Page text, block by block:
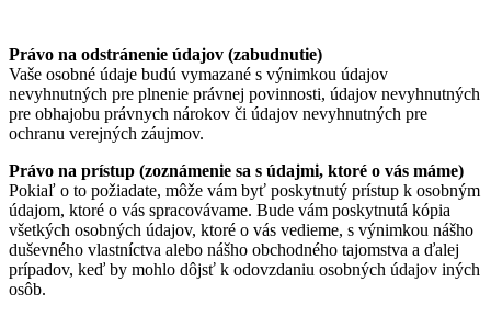
Právo na odstránenie údajov (zabudnutie)
Vaše osobné údaje budú vymazané s výnimkou údajov
nevyhnutných pre plnenie právnej povinnosti, údajov nevyhnutných
pre obhajobu právnych nárokov či údajov nevyhnutných pre
ochranu verejných záujmov.
Právo na prístup (zoznámenie sa s údajmi, ktoré o vás máme)
Pokiaľ o to požiadate, môže vám byť poskytnutý prístup k osobným
údajom, ktoré o vás spracovávame. Bude vám poskytnutá kópia
všetkých osobných údajov, ktoré o vás vedieme, s výnimkou nášho
duševného vlastníctva alebo nášho obchodného tajomstva a ďalej
prípadov, keď by mohlo dôjsť k odovzdaniu osobných údajov iných
osôb.